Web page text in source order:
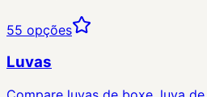
55 opções
Luvas